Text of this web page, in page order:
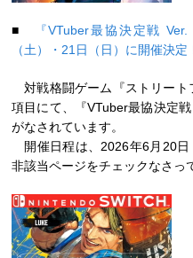
■
『VTuber最協決定戦
（土）・21日（日）に開催決定
対戦格闘ゲーム『ストリート
項目にて、『VTuber最協決定
がなされています。
開催日程は、2026年6月20日
非該当ページをチェックなさっ